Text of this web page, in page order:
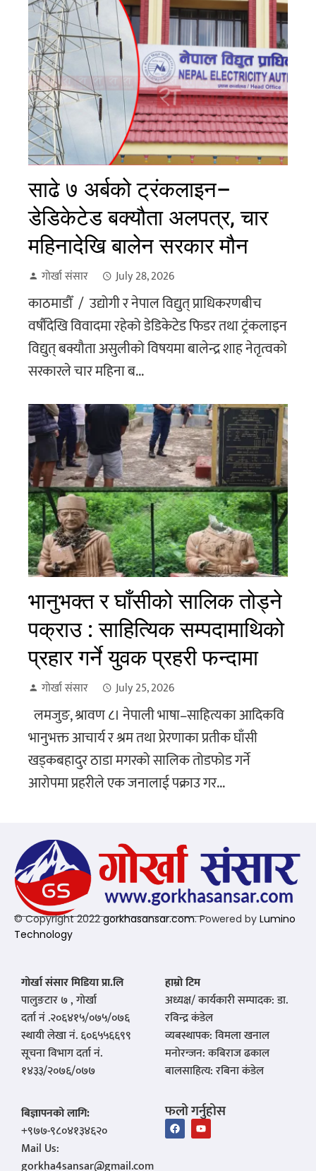
साढे ७ अर्बको ट्रंकलाइन–
डेडिकेटेड बक्यौता अलपत्र, चार
महिनादेखि बालेन सरकार मौन
गोर्खा संसार July 28, 2026
काठमाडौँ / उद्योगी र नेपाल विद्युत् प्राधिकरणबीच
वर्षौंदेखि विवादमा रहेको डेडिकेटेड फिडर तथा ट्रंकलाइन
विद्युत् बक्यौता असुलीको विषयमा बालेन्द्र शाह नेतृत्वको
सरकारले चार महिना ब...
भानुभक्त र घाँसीको सालिक तोड्ने
पक्राउ : साहित्यिक सम्पदामाथिको
प्रहार गर्ने युवक प्रहरी फन्दामा
गोर्खा संसार July 25, 2026
लमजुङ, श्रावण ८। नेपाली भाषा–साहित्यका आदिकवि
भानुभक्त आचार्य र श्रम तथा प्रेरणाका प्रतीक घाँसी
खड्कबहादुर ठाडा मगरको सालिक तोडफोड गर्ने
आरोपमा प्रहरीले एक जनालाई पक्राउ गर...
© Copyright 2022gorkhasansar.com. Powered by Lumino
Technology
गोर्खा संसार मिडिया प्रा.लि
पालुङटार ७ , गोर्खा
दर्ता नं .२०६४१५/०७५/०७६
स्थायी लेखा नं. ६०६५५६६९९
सूचना विभाग दर्ता नं.
१४३३/२०७६/०७७
हाम्रो टिम
अध्यक्ष/ कार्यकारी सम्पादक: डा.
रविन्द्र कंडेल
व्यबस्थापक: विमला खनाल
मनोरन्जन: कबिराज ढकाल
बालसाहित्य: रबिना कंडेल
बिज्ञापनको लागि:
‪+९७७-९८०४१३४६२०‬
Mail Us:
gorkha4sansar@gmail.com
फलो गर्नुहोस